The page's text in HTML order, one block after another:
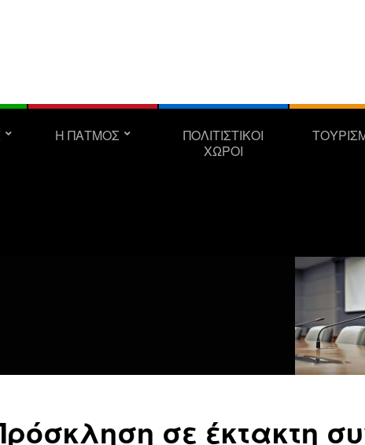
Η ΠΑΤΜΟΣ
ΠΟΛΙΤΙΣΤΙΚΟΙ
ΧΩΡΟΙ
σε έκτακτη